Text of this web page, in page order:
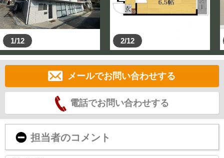
1/12 2/12
メールでお問い合わせする
電話でお問い合わせする
担当者のコメント